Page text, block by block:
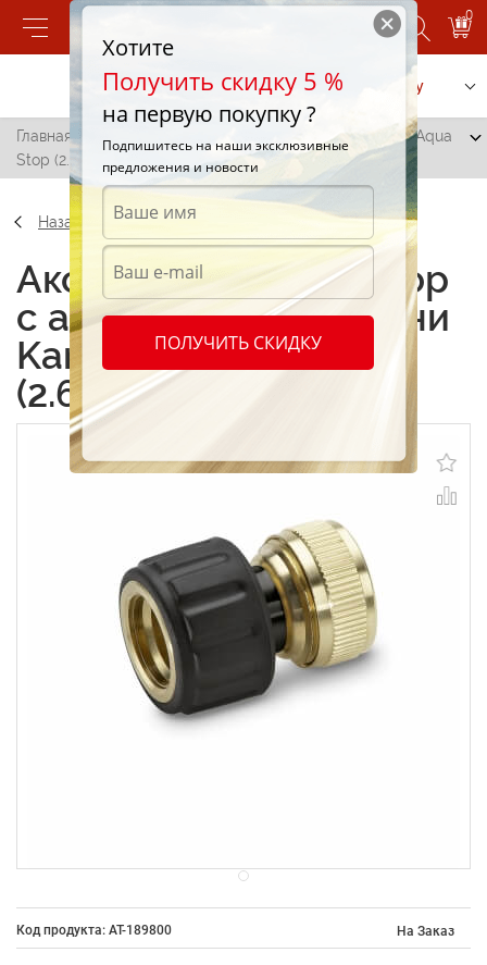
0
Позвонить Заказать услугу
Главная /
Коннектор с аквастопом из латуни Karcher Aqua
Stop (2.645-017.0)
Назад
Аксессуары Коннектор
с аквастопом из латуни
Karcher Aqua Stop
(2.645-017.0)
Код продукта: AT-189800 На Заказ
Хотите
Получить скидку 5 %
на первую покупку ?
Подпишитесь на наши эксклюзивные
предложения и новости
ПОЛУЧИТЬ СКИДКУ